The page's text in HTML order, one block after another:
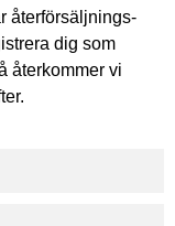
återförsäljnings-
dig som
återkommer vi